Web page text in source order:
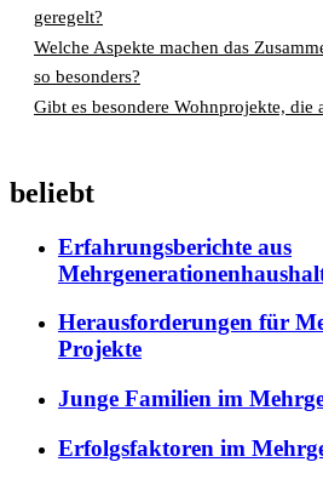
geregelt?
Welche Aspekte machen das
so besonders?
Gibt es besondere Wohnprojekte, die
beliebt
Erfahrungsberichte aus
Herausforderungen für
Projekte
Junge Familien im
Erfolgsfaktoren im